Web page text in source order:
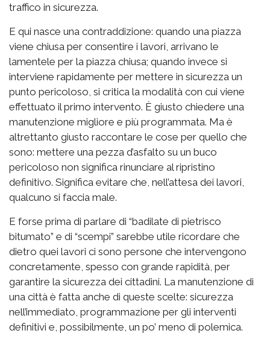
traffico in sicurezza.
E qui nasce una contraddizione: quando una piazza
viene chiusa per consentire i lavori, arrivano le
lamentele per la piazza chiusa; quando invece si
interviene rapidamente per mettere in sicurezza un
punto pericoloso, si critica la modalità con cui viene
effettuato il primo intervento. È giusto chiedere una
manutenzione migliore e più programmata. Ma è
altrettanto giusto raccontare le cose per quello che
sono: mettere una pezza d’asfalto su un buco
pericoloso non significa rinunciare al ripristino
definitivo. Significa evitare che, nell’attesa dei lavori,
qualcuno si faccia male.
E forse prima di parlare di “badilate di pietrisco
bitumato” e di “scempi” sarebbe utile ricordare che
dietro quei lavori ci sono persone che intervengono
concretamente, spesso con grande rapidità, per
garantire la sicurezza dei cittadini. La manutenzione di
una città è fatta anche di queste scelte: sicurezza
nell’immediato, programmazione per gli interventi
definitivi e, possibilmente, un po’ meno di polemica.